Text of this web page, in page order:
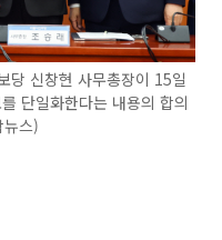
당 신창현 사무총장이 15일
단일화한다는 내용의 합의
스)